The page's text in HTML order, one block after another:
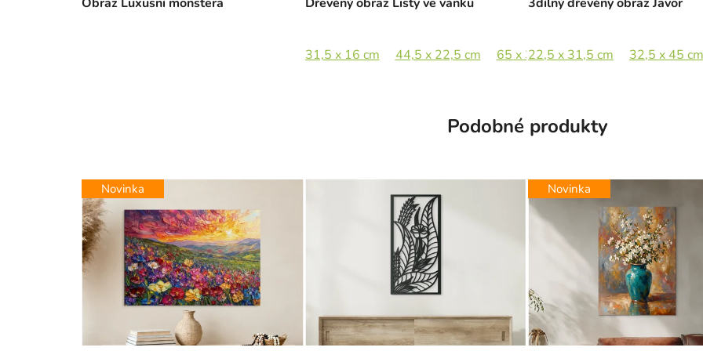
31,5 x 16 cm 44,5 x 22,5 cm 65 x 33 cm 89 x 45 cm
22,5 x 31,5 cm 32,5 x 45 cm
Podobné produkty
Novinka Novinka